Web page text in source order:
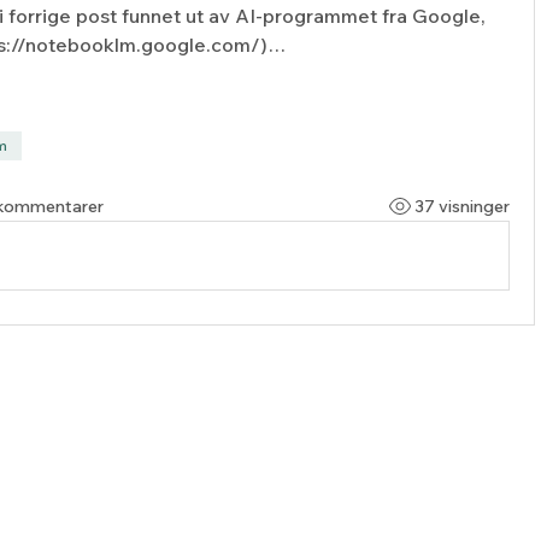
notebooklm.google.com/)…
37 visninger